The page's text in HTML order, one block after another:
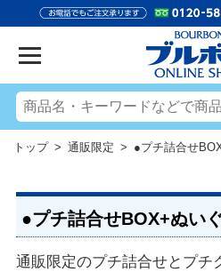
トップ> 通販限定 > ●プチ詰合せ
●プチ詰合せBOX+ぬい
通販限定のプチ詰合せとプチ